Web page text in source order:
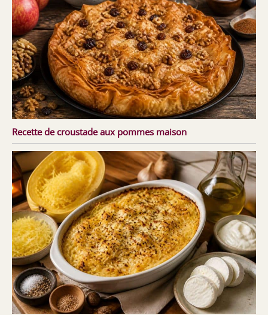
Recette de croustade aux pommes maison